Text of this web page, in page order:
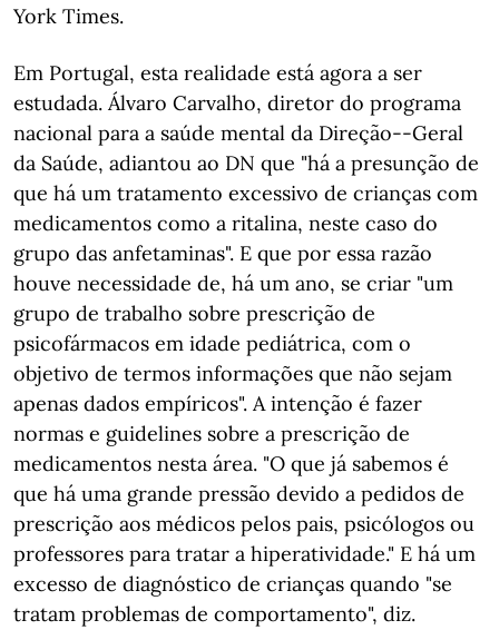
York Times.
Em Portugal, esta realidade está agora a ser
estudada. Álvaro Carvalho, diretor do programa
nacional para a saúde mental da Direção--Geral
da Saúde, adiantou ao DN que "há a presunção de
que há um tratamento excessivo de crianças com
medicamentos como a ritalina, neste caso do
grupo das anfetaminas". E que por essa razão
houve necessidade de, há um ano, se criar "um
grupo de trabalho sobre prescrição de
psicofármacos em idade pediátrica, com o
objetivo de termos informações que não sejam
apenas dados empíricos". A intenção é fazer
normas e guidelines sobre a prescrição de
medicamentos nesta área. "O que já sabemos é
que há uma grande pressão devido a pedidos de
prescrição aos médicos pelos pais, psicólogos ou
professores para tratar a hiperatividade." E há um
excesso de diagnóstico de crianças quando "se
tratam problemas de comportamento", diz.